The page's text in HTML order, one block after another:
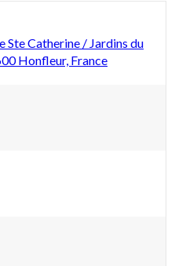
Ste Catherine / Jardins du
Honfleur, France